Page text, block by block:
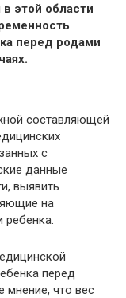
этой области
перед родами
составляющей
с
данные
выявить
на
ребенка.
перед
мнение, что вес